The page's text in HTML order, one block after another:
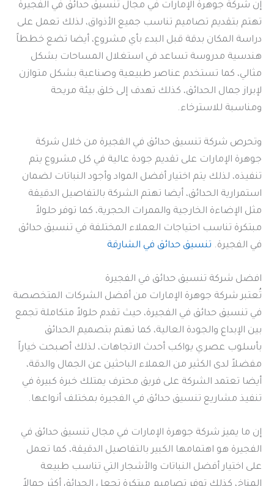
إن شركة جوهرة الإمارات في مجال تنسيق حدائق في الفجيرة
تهتم بتقديم تصاميم تناسب جميع الأذواق، لذلك تعمل على
دراسة المكان بدقة قبل البدء بأي مشروع، أيضا تضع خططاً
هندسية مدروسة تساعد في استغلال المساحات بشكل
مثالي، كما تستخدم عناصر طبيعية وصناعية بشكل متوازن
لإبراز جمال الحدائق، كذلك تهدف إلى خلق بيئة مريحة
ومناسبة للاسترخاء.
وتحرص شركة تنسيق حدائق في الفجيرة من خلال شركة
جوهرة الإمارات على تقديم جودة عالية في كل مشروع يتم
تنفيذه، لذلك يتم اختيار أفضل المواد وأجود النباتات لضمان
استمرارية الحدائق، أيضا تهتم الشركة بالتفاصيل الدقيقة
مثل الإضاءة الخارجية والممرات الحجرية، كما توفر حلولاً
مبتكرة تناسب احتياجات العملاء المختلفة في تنسيق حدائق
في الفجيرة. تنسيق حدائق في الشارقة
افضل شركة تنسيق حدائق في الفجيرة
تُعتبر شركة جوهرة الإمارات من أفضل الشركات المتخصصة
في تنسيق حدائق في الفجيرة، حيث تقدم حلولاً متكاملة تجمع
بين الإبداع والجودة العالية، كما تهتم بتصميم الحدائق
بأسلوب عصري يواكب أحدث الاتجاهات، لذلك أصبحت خياراً
مفضلاً لدى الكثير من العملاء الباحثين عن الجمال والدقة،
أيضا تعتمد الشركة على فريق محترف يمتلك خبرة كبيرة في
تنفيذ مشاريع تنسيق حدائق في الفجيرة بمختلف أنواعها.
إن ما يميز شركة جوهرة الإمارات في مجال تنسيق حدائق في
الفجيرة هو اهتمامها الكبير بالتفاصيل الدقيقة، كما تعمل
على اختيار أفضل النباتات والأشجار التي تناسب طبيعة